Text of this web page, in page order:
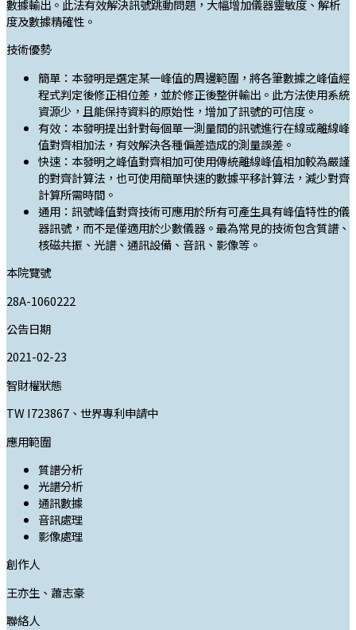
數據輸出。此法有效解決訊號跳動問題，大幅增加儀器靈敏度、解析
度及數據精確性。
技術優勢
簡單：本發明是選定某一峰值的周邊範圍，將各筆數據之峰值經
程式判定後修正相位差，並於修正後整併輸出。此方法使用系統
資源少，且能保持資料的原始性，增加了訊號的可信度。
有效：本發明提出針對每個單一測量間的訊號進行在線或離線峰
值對齊相加法，有效解決各種偏差造成的測量誤差。
快速：本發明之峰值對齊相加可使用傳統離線峰值相加較為嚴謹
的對齊計算法，也可使用簡單快速的數據平移計算法，減少對齊
計算所需時間。
通用：訊號峰值對齊技術可應用於所有可產生具有峰值特性的儀
器訊號，而不是僅適用於少數儀器。最為常見的技術包含質譜、
核磁共振、光譜、通訊設備、音訊、影像等。
本院覽號
28A-1060222
公告日期
2021-02-23
智財權狀態
TW I723867、世界專利申請中
應用範圍
質譜分析
光譜分析
通訊數據
音訊處理
影像處理
創作人
王亦生、蕭志豪
聯絡人